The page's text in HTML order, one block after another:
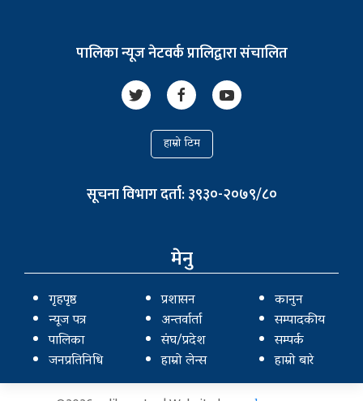
पालिका न्यूज नेटवर्क प्रालिद्वारा संचालित
हाम्रो टिम
सूचना विभाग दर्ता: ३९३०-२०७९/८०
मेनु
गृहपृष्ठ
न्यूज पत्र
पालिका
जनप्रतिनिधि
प्रशासन
अन्तर्वार्ता
संघ/प्रदेश
हाम्रो लेन्स
कानुन
सम्पादकीय
सम्पर्क
हाम्रो बारे